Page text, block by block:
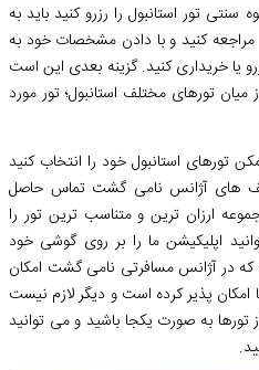
تور استانبول را رزرو کنید باید به
کنید و با دادن مشخصات خود به
یا خریداری کنید. گزینه بعدی این است
تورهای مختلف استانبول؛ تور مورد
تورهای استانبول خود را انتخاب کنید
های آژانس نامی گشت تماس حاصل
ارزان ‌ترین و متناسب‌ ترین تور را
اپلیکیشن ما را بر روی گوشی خود
در آژانس مسافرتی نامی گشت امکان
امکان پذیر کرده است و دیگر لازم نیست
تورها به صورت یکجا باشید و می ‌توانید